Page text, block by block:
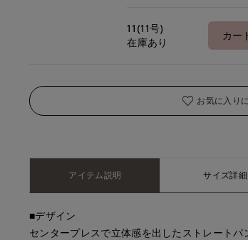
11(11号)
在庫あり
カー
お気に入り
アイテム説明 サイズ詳細
■デザイン
センタープレスで立体感を出したストレート